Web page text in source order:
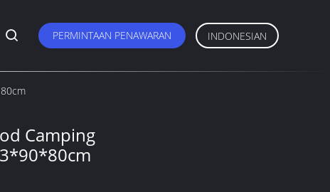
PERMINTAAN PENAWARAN INDONESIAN
Camping